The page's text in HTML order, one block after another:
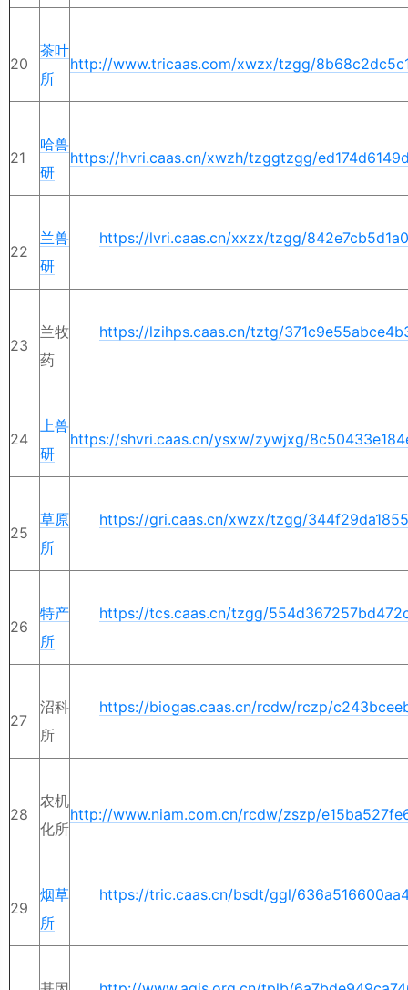
20
茶叶
所
http://www.tricaas.com/xwzx/tzgg/
21
哈兽
研
https://hvri.caas.cn/xwzh/tzggtzgg/
22
兰兽
研
https://lvri.caas.cn/xxzx/tzgg/
23
兰牧
药
https://lzihps.caas.cn/tztg/
24
上兽
研
https://shvri.caas.cn/ysxw/zywjxg/
25
草原
所
https://gri.caas.cn/xwzx/tzgg/
26
特产
所
https://tcs.caas.cn/tzgg/
27
沼科
所
https://biogas.caas.cn/rcdw/rczp/
28
农机
化所
http://www.niam.com.cn/rcdw/zszp/
29
烟草
所
https://tric.caas.cn/bsdt/ggl/